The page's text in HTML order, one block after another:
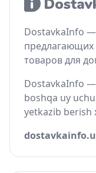
DostavkaInfo —
предлагающих
товаров для
DostavkaInfo —
boshqa uy
yetkazib berish